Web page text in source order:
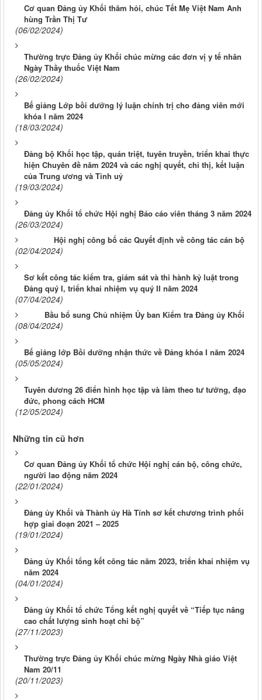
Cơ quan Đảng ủy Khối thăm hỏi, chúc Tết Mẹ Việt Nam Anh
hùng Trần Thị Tư
(06/02/2024)
Thường trực Đảng ủy Khối chúc mừng các đơn vị y tế nhân
Ngày Thầy thuốc Việt Nam
(26/02/2024)
Bế giảng Lớp bồi dưỡng lý luận chính trị cho đảng viên mới
khóa I năm 2024
(18/03/2024)
Đảng bộ Khối học tập, quán triệt, tuyên truyền, triển khai thực
hiện Chuyên đề năm 2024 và các nghị quyết, chỉ thị, kết luận
của Trung ương và Tỉnh uỷ
(19/03/2024)
Đảng ủy Khối tổ chức Hội nghị Báo cáo viên tháng 3 năm 2024
(26/03/2024)
Hội nghị công bố các Quyết định về công tác cán bộ
(02/04/2024)
Sơ kết công tác kiểm tra, giám sát và thi hành kỷ luật trong
Đảng quý I, triển khai nhiệm vụ quý II năm 2024
(07/04/2024)
Bầu bổ sung Chủ nhiệm Ủy ban Kiểm tra Đảng ủy Khối
(08/04/2024)
Bế giảng lớp Bồi dưỡng nhận thức về Đảng khóa I năm 2024
(05/05/2024)
Tuyên dương 26 điển hình học tập và làm theo tư tưởng, đạo
đức, phong cách HCM
(12/05/2024)
Những tin cũ hơn
Cơ quan Đảng ủy Khối tổ chức Hội nghị cán bộ, công chức,
người lao động năm 2024
(22/01/2024)
Đảng ủy Khối và Thành ủy Hà Tĩnh sơ kết chương trình phối
hợp giai đoạn 2021 – 2025
(19/01/2024)
Đảng ủy Khối tổng kết công tác năm 2023, triển khai nhiệm vụ
năm 2024
(04/01/2024)
Đảng ủy Khối tổ chức Tổng kết nghị quyết về “Tiếp tục nâng
cao chất lượng sinh hoạt chi bộ”
(27/11/2023)
Thường trực Đảng ủy Khối chúc mừng Ngày Nhà giáo Việt
Nam 20/11
(20/11/2023)